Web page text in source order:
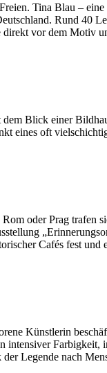
Tina Blau –
Rund 40
vor dem Motiv
Blick einer
eines oft
oder Prag trafen
Cafés fest
Künstlerin
intensiver Farbigkeit,
Legende nach